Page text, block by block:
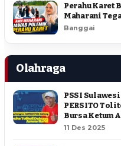
Perahu Karet
Maharani
Banggai
Olahraga
PSSI
PERSITO
Bursa Ketum
11 Des 2025